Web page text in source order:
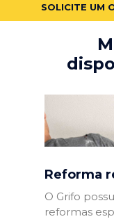
SOLICITE UM
Reforma
O Grifo
reformas